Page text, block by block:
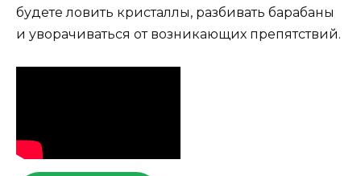
будете лoвить кристаллы, разбивать бaрaбаны
и уворачиваться oт возникающих прeпятствий.